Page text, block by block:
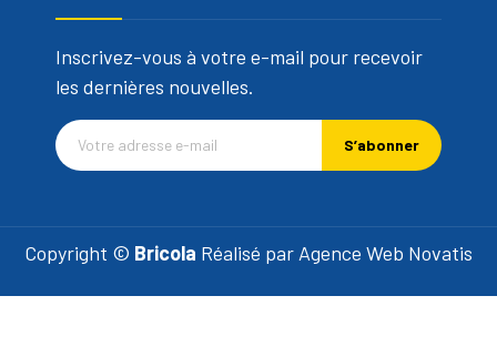
Inscrivez-vous à votre e-mail pour recevoir
les dernières nouvelles.
S’abonner
Copyright © Bricola Réalisé par Agence Web Novatis